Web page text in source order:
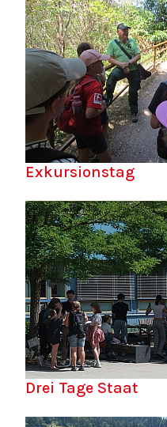
Exkursionstag
Drei Tage Staat